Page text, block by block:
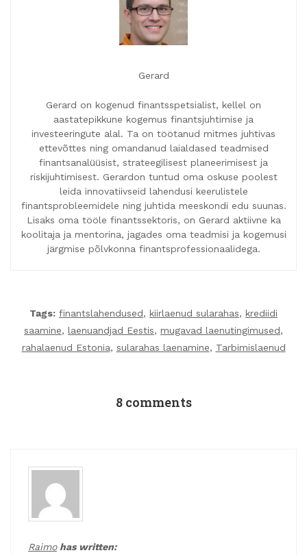
Gerard
Gerard on kogenud finantsspetsialist, kellel on
aastatepikkune kogemus finantsjuhtimise ja
investeeringute alal. Ta on töötanud mitmes juhtivas
ettevõttes ning omandanud laialdased teadmised
finantsanalüüsist, strateegilisest planeerimisest ja
riskijuhtimisest. Gerardon tuntud oma oskuse poolest
leida innovatiivseid lahendusi keerulistele
finantsprobleemidele ning juhtida meeskondi edu suunas.
Lisaks oma tööle finantssektoris, on Gerard aktiivne ka
koolitaja ja mentorina, jagades oma teadmisi ja kogemusi
järgmise põlvkonna finantsprofessionaalidega.
Tags: finantslahendused, kiirlaenud sularahas, krediidi
saamine, laenuandjad Eestis, mugavad laenutingimused,
rahalaenud Estonia, sularahas laenamine, Tarbimislaenud
8 comments
Raimohas written: